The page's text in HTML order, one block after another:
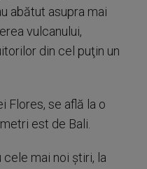
abătut asupra mai
vulcanului,
din cel puţin un
Flores, se află la o
est de Bali.
cele mai noi știri, la